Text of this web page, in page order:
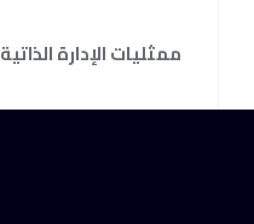
ممثليات الإدارة الذاتية